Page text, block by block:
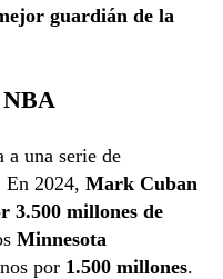
guardián de la
NBA
a una serie de
2024, Mark Cuban
3.500 millones de
Minnesota
por 1.500 millones.